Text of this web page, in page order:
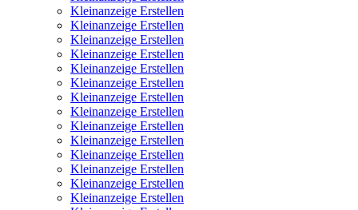
Kleinanzeige Erstellen
Kleinanzeige Erstellen
Kleinanzeige Erstellen
Kleinanzeige Erstellen
Kleinanzeige Erstellen
Kleinanzeige Erstellen
Kleinanzeige Erstellen
Kleinanzeige Erstellen
Kleinanzeige Erstellen
Kleinanzeige Erstellen
Kleinanzeige Erstellen
Kleinanzeige Erstellen
Kleinanzeige Erstellen
Kleinanzeige Erstellen